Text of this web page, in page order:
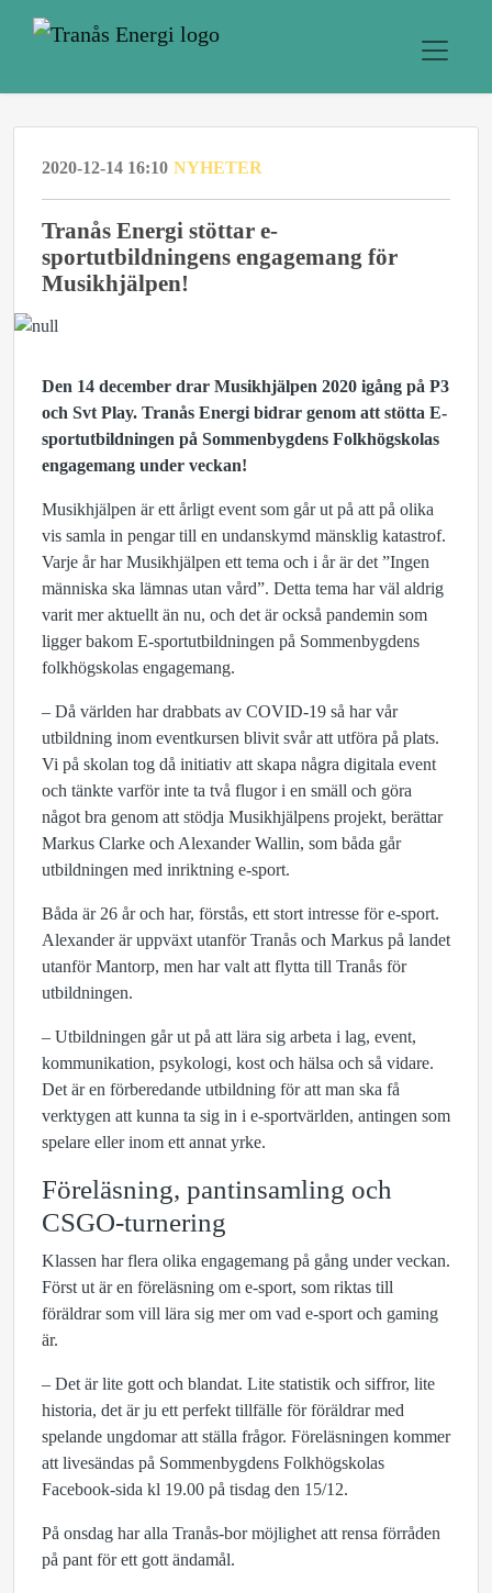
2020-12-14 16:10 NYHETER
Tranås Energi stöttar e-
sportutbildningens engagemang för
Musikhjälpen!
Den 14 december drar Musikhjälpen 2020 igång på P3
och Svt Play. Tranås Energi bidrar genom att stötta E-
sportutbildningen på Sommenbygdens Folkhögskolas
engagemang under veckan!
Musikhjälpen är ett årligt event som går ut på att på olika
vis samla in pengar till en undanskymd mänsklig katastrof.
Varje år har Musikhjälpen ett tema och i år är det ”Ingen
människa ska lämnas utan vård”. Detta tema har väl aldrig
varit mer aktuellt än nu, och det är också pandemin som
ligger bakom E-sportutbildningen på Sommenbygdens
folkhögskolas engagemang.
– Då världen har drabbats av COVID-19 så har vår
utbildning inom eventkursen blivit svår att utföra på plats.
Vi på skolan tog då initiativ att skapa några digitala event
och tänkte varför inte ta två flugor i en smäll och göra
något bra genom att stödja Musikhjälpens projekt, berättar
Markus Clarke och Alexander Wallin, som båda går
utbildningen med inriktning e-sport.
Båda är 26 år och har, förstås, ett stort intresse för e-sport.
Alexander är uppväxt utanför Tranås och Markus på landet
utanför Mantorp, men har valt att flytta till Tranås för
utbildningen.
– Utbildningen går ut på att lära sig arbeta i lag, event,
kommunikation, psykologi, kost och hälsa och så vidare.
Det är en förberedande utbildning för att man ska få
verktygen att kunna ta sig in i e-sportvärlden, antingen som
spelare eller inom ett annat yrke.
Föreläsning, pantinsamling och
CSGO-turnering
Klassen har flera olika engagemang på gång under veckan.
Först ut är en föreläsning om e-sport, som riktas till
föräldrar som vill lära sig mer om vad e-sport och gaming
är.
– Det är lite gott och blandat. Lite statistik och siffror, lite
historia, det är ju ett perfekt tillfälle för föräldrar med
spelande ungdomar att ställa frågor. Föreläsningen kommer
att livesändas på Sommenbygdens Folkhögskolas
Facebook-sida kl 19.00 på tisdag den 15/12.
På onsdag har alla Tranås-bor möjlighet att rensa förråden
på pant för ett gott ändamål.